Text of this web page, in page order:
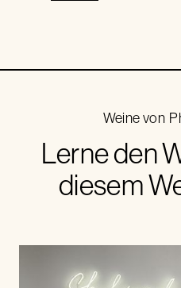
Weine von
Lerne den
diesem